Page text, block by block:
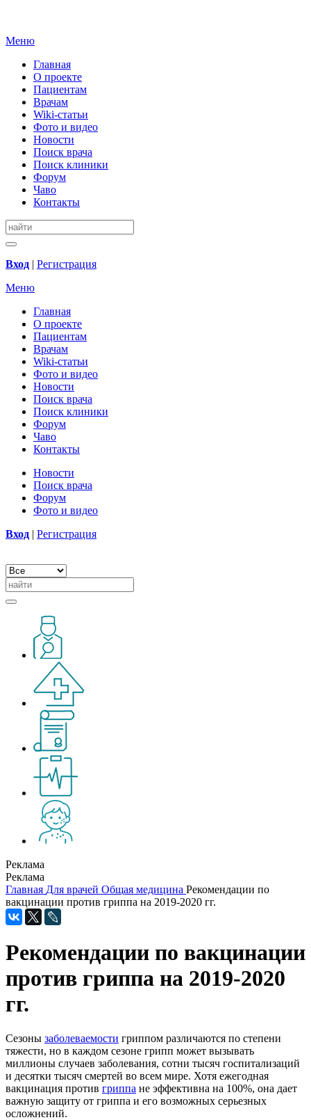
Меню
Главная
О проекте
Пациентам
Врачам
Wiki-статьи
Фото и видео
Новости
Поиск врача
Поиск клиники
Форум
Чаво
Контакты
Вход | Регистрация
Меню
Главная
О проекте
Пациентам
Врачам
Wiki-статьи
Фото и видео
Новости
Поиск врача
Поиск клиники
Форум
Чаво
Контакты
Новости
Поиск врача
Форум
Фото и видео
Вход | Регистрация
Реклама
Реклама
Главная Для врачей Общая медицина Рекомендации по
вакцинации против гриппа на 2019-2020 гг.
Рекомендации по вакцинации
против гриппа на 2019-2020
гг.
Сезоны заболеваемости гриппом различаются по степени
тяжести, но в каждом сезоне грипп может вызывать
миллионы случаев заболевания, сотни тысяч госпитализаций
и десятки тысяч смертей во всем мире. Хотя ежегодная
вакцинация против гриппа не эффективна на 100%, она дает
важную защиту от гриппа и его возможных серьезных
осложнений.